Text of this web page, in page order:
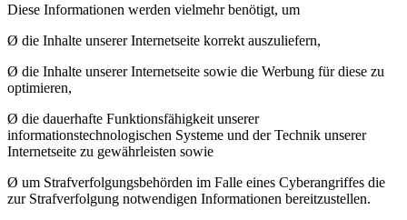
Diese Informationen werden vielmehr benötigt, um
Ø die Inhalte unserer Internetseite korrekt auszuliefern,
Ø die Inhalte unserer Internetseite sowie die Werbung für diese zu
optimieren,
Ø die dauerhafte Funktionsfähigkeit unserer
informationstechnologischen Systeme und der Technik unserer
Internetseite zu gewährleisten sowie
Ø um Strafverfolgungsbehörden im Falle eines Cyberangriffes die
zur Strafverfolgung notwendigen Informationen bereitzustellen.